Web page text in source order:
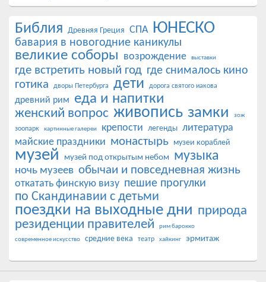
Библия Древняя Греция СПА ЮНЕСКО
бавария в новогодние каникулы
великие соборы возрождение выставки
где встретить новый год где снималось кино
готика дворы Петербурга дети дорога святого иакова
древний рим еда и напитки
женский вопрос живопись замки зож
зоопарк картинные галереи крепости легенды литература
майские праздники монастырь музеи кораблей
музей музей под открытым небом музыка
ночь музеев обычаи и повседневная жизнь
откатать финскую визу пешие прогулки
по Скандинавии с детьми
поездки на выходные дни природа
резиденции правителей
рим барокко
современное искусство
средние века театр хайкинг эрмитаж